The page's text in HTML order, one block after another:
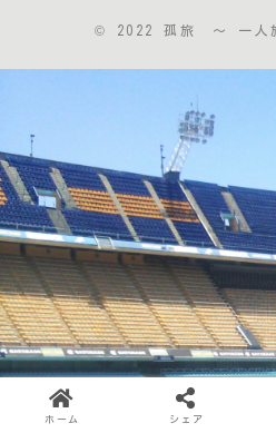
© 2022 孤旅 〜 一人
ホーム シェア